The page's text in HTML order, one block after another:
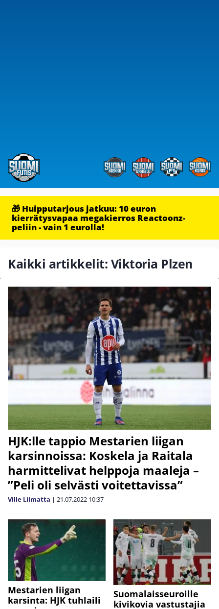
🎁 Huipputarjous jatkuu: 10 euron
kierrätysvapaa megakierros Reactoonz-
peliin - vain 1 eurolla!
Kaikki artikkelit: Viktoria Plzen
HJK:lle tappio Mestarien liigan
karsinnoissa: Koskela ja Raitala
harmittelivat helppoja maaleja –
”Peli oli selvästi voitettavissa”
Ville Liimatta | 21.07.2022 10:37
Mestarien liigan
karsinta: HJK tuhlaili
Suomalaisseuroille
kivikovia vastustajia